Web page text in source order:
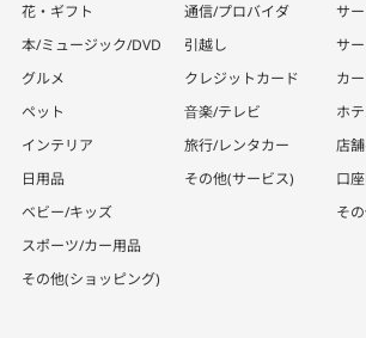
花・ギフト
本/ミュージック/DVD
グルメ
ペット
インテリア
日用品
ベビー/キッズ
スポーツ/カー用品
その他(ショッピング)
通信/プロバイダ
引越し
クレジットカード
音楽/テレビ
旅行/レンタカー
その他(サービス)
サ
サ
カ
ホ
店
口
そ